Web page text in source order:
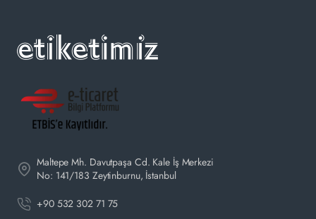
Maltepe Mh. Davutpaşa Cd. Kale İş Merkezi
No: 141/183 Zeytinburnu, İstanbul
+90 532 302 71 75